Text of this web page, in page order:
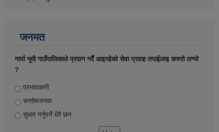
जनमत
नार्पा भूमी गाउँपालिकाले प्रदान गर्दै आइरहेको सेवा प्रवाह तपाईलाइ कस्तो लग्यो
?
Choices
प्रभावकारी
सन्तोषजनक
सुधार गर्नुपर्ने धेरै छन